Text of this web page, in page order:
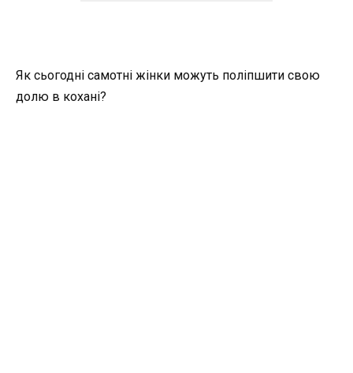
Як сьогодні самотні жінки можуть поліпшити свою
долю в кохані?